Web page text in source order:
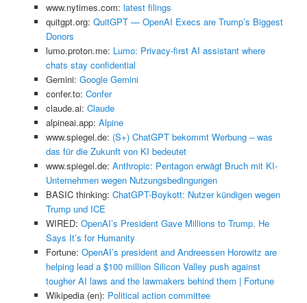
www.nytimes.com: latest filings
quitgpt.org: QuitGPT — OpenAI Execs are Trump’s Biggest
Donors
lumo.proton.me: Lumo: Privacy-first AI assistant where
chats stay confidential
Gemini: ‎Google Gemini
confer.to: Confer
claude.ai: Claude
alpineai.app: Alpine
www.spiegel.de: (S+) ChatGPT bekommt Werbung – was
das für die Zukunft von KI bedeutet
www.spiegel.de: Anthropic: Pentagon erwägt Bruch mit KI-
Unternehmen wegen Nutzungsbedingungen
BASIC thinking: ChatGPT-Boykott: Nutzer kündigen wegen
Trump und ICE
WIRED: OpenAI’s President Gave Millions to Trump. He
Says It’s for Humanity
Fortune: OpenAI’s president and Andreessen Horowitz are
helping lead a $100 million Silicon Valley push against
tougher AI laws and the lawmakers behind them | Fortune
Wikipedia (en): Political action committee